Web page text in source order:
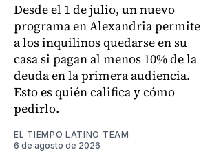
Desde el 1 de julio, un nuevo
programa en Alexandria permite
a los inquilinos quedarse en su
casa si pagan al menos 10% de la
deuda en la primera audiencia.
Esto es quién califica y cómo
pedirlo.
EL TIEMPO LATINO TEAM
6 de agosto de 2026